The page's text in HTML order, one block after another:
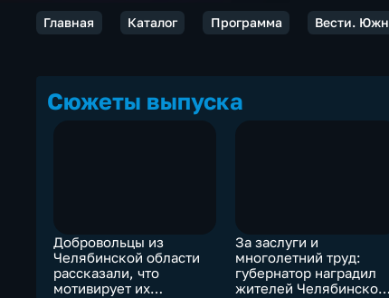
Главная Каталог Программа Вести.
Сюжеты выпуска
Добровольцы из
Челябинской области
рассказали, что
мотивирует их
За заслуги и
многолетний труд:
губернатор наградил
жителей Челябинской